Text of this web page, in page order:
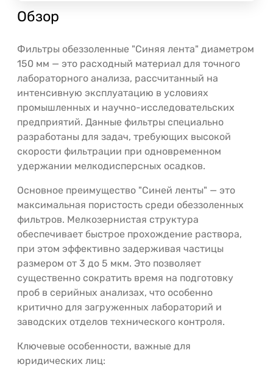
Обзор
Фильтры обеззоленные "Синяя лента" диаметром
150 мм — это расходный материал для точного
лабораторного анализа, рассчитанный на
интенсивную эксплуатацию в условиях
промышленных и научно-исследовательских
предприятий. Данные фильтры специально
разработаны для задач, требующих высокой
скорости фильтрации при одновременном
удержании мелкодисперсных осадков.
Основное преимущество "Синей ленты" — это
максимальная пористость среди обеззоленных
фильтров. Мелкозернистая структура
обеспечивает быстрое прохождение раствора,
при этом эффективно задерживая частицы
размером от 3 до 5 мкм. Это позволяет
существенно сократить время на подготовку
проб в серийных анализах, что особенно
критично для загруженных лабораторий и
заводских отделов технического контроля.
Ключевые особенности, важные для
юридических лиц: